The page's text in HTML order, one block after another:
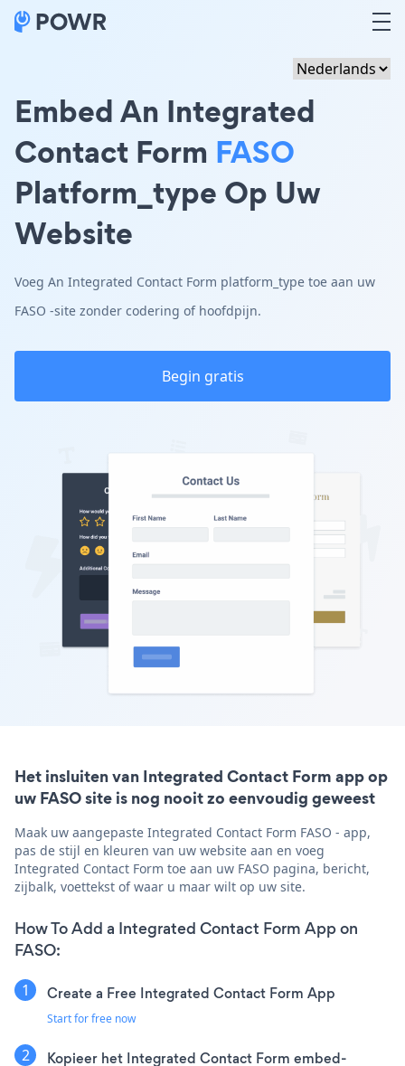
Embed An Integrated
Contact Form FASO
Platform_type Op Uw
Website
Voeg An Integrated Contact Form platform_type toe aan uw
FASO -site zonder codering of hoofdpijn.
Begin gratis
Het insluiten van Integrated Contact Form app op
uw FASO site is nog nooit zo eenvoudig geweest
Maak uw aangepaste Integrated Contact Form FASO - app,
pas de stijl en kleuren van uw website aan en voeg
Integrated Contact Form toe aan uw FASO pagina, bericht,
zijbalk, voettekst of waar u maar wilt op uw site.
How To Add a Integrated Contact Form App on
FASO:
Create a Free Integrated Contact Form App
Start for free now
Kopieer het Integrated Contact Form embed-